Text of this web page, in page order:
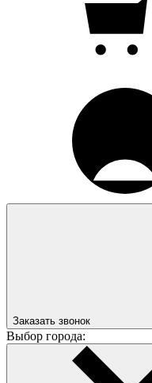
Заказать звонок
Выбор города: